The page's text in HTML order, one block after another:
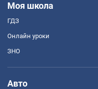
Моя школа
ГДЗ
Онлайн уроки
ЗНО
Авто